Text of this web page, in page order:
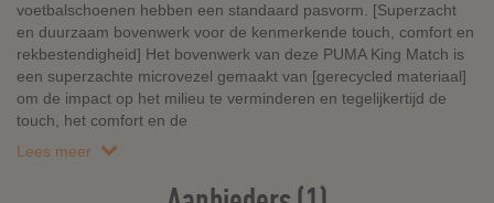
voetbalschoenen hebben een standaard pasvorm. [Superzacht
en duurzaam bovenwerk voor de kenmerkende touch, comfort en
rekbestendigheid] Het bovenwerk van deze PUMA King Match is
een superzachte microvezel gemaakt van [gerecycled materiaal]
om de impact op het milieu te verminderen en tegelijkertijd de
touch, het comfort en de
Lees meer